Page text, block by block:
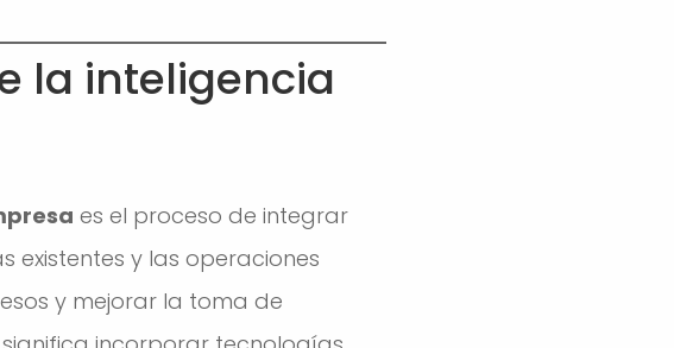
la inteligencia
es el proceso de integrar
existentes y las operaciones
y mejorar la toma de